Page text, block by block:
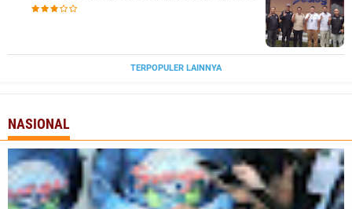
TERPOPULER LAINNYA
NASIONAL